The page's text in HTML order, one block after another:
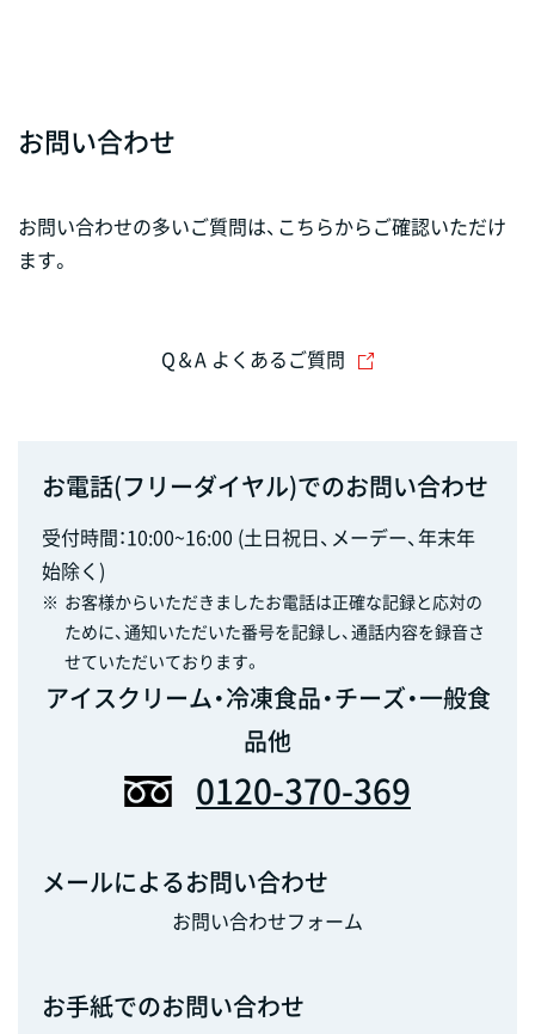
お問い合わせ
お問い合わせの多いご質問は、こちらからご確認いただけ
ます。
Q＆A よくあるご質問
お電話(フリーダイヤル)でのお問い合わせ
受付時間：10:00~16:00 (土日祝日、メーデー、年末年
始除く)
※ お客様からいただきましたお電話は正確な記録と応対の
ために、通知いただいた番号を記録し、通話内容を録音さ
せていただいております。
アイスクリーム・冷凍食品・チーズ・一般食
品他
0120-370-369
メールによるお問い合わせ
お問い合わせフォーム
お手紙でのお問い合わせ